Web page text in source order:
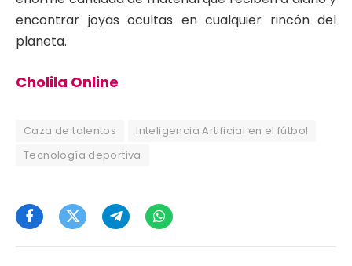
encontrar joyas ocultas en cualquier rincón del
planeta.
Cholila Online
Caza de talentos
Inteligencia Artificial en el fútbol
Tecnología deportiva
FacebookTwitterTelegramWhatsApp